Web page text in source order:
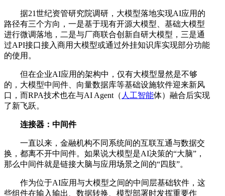
据21世纪资管研究院调研，大模型落地实现AI应用的
路径有三个方向，一是基于现有开源大模型、基础大模型
进行微调落地，二是与厂商联合创新自研大模型，三是通
过API接口接入商用大模型或通过外挂知识库实现部分功能
的使用。
但在企业AI应用的架构中，仅有大模型显然是不够
的，大模型中间件、向量数据库等基础设施软件迎来新风
口，而RPA技术也在与AI Agent（ 人工智能体）融合后实现
了新飞跃。
连接器：中间件
一直以来，金融机构不同系统间的互联互通与数据交
换，都离不开中间件。如果说大模型是AI决策的“大脑”，
那么中间件就是链接大脑与应用场景之间的“四肢”。
作为位于AI应用与大模型之间的中间层基础软件，这
些组件在输入输出、数据转换、模型部署时发挥重要作